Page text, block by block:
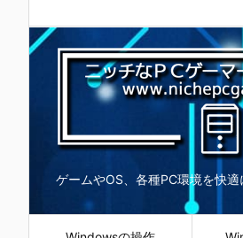
ゲームやOS、各種PC環境を快